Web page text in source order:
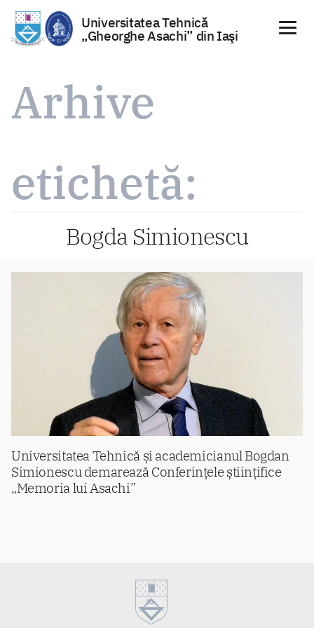
conținut
Universitatea Tehnică
„Gheorghe Asachi” din Iaşi
Arhive
etichetă:
Bogda Simionescu
Universitatea Tehnică și academicianul Bogdan
Simionescu demarează Conferințele științifice
„Memoria lui Asachi”